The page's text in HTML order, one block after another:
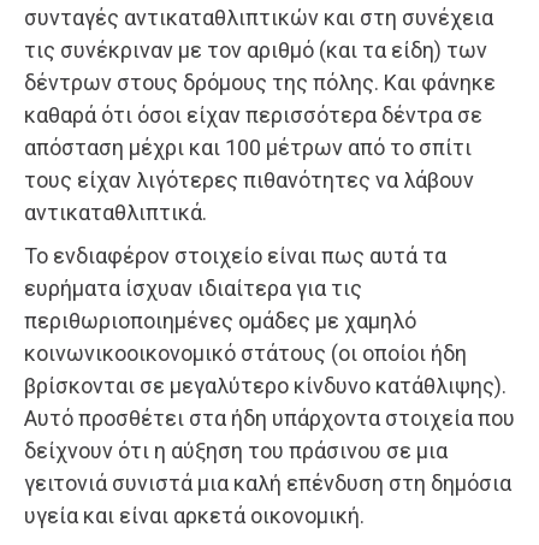
συνταγές αντικαταθλιπτικών και στη συνέχεια
τις συνέκριναν με τον αριθμό (και τα είδη) των
δέντρων στους δρόμους της πόλης. Και φάνηκε
καθαρά ότι όσοι είχαν περισσότερα δέντρα σε
απόσταση μέχρι και 100 μέτρων από το σπίτι
τους είχαν λιγότερες πιθανότητες να λάβουν
αντικαταθλιπτικά.
Το ενδιαφέρον στοιχείο είναι πως αυτά τα
ευρήματα ίσχυαν ιδιαίτερα για τις
περιθωριοποιημένες ομάδες με χαμηλό
κοινωνικοοικονομικό στάτους (οι οποίοι ήδη
βρίσκονται σε μεγαλύτερο κίνδυνο κατάθλιψης).
Αυτό προσθέτει στα ήδη υπάρχοντα στοιχεία που
δείχνουν ότι η αύξηση του πράσινου σε μια
γειτονιά συνιστά μια καλή επένδυση στη δημόσια
υγεία και είναι αρκετά οικονομική.